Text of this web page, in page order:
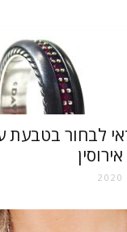
לבחור בטבעת